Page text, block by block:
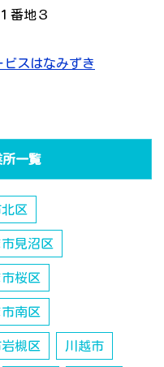
番地３
ビスはなみずき
一覧
区
見沼区
桜区
南区
槻区 川越市